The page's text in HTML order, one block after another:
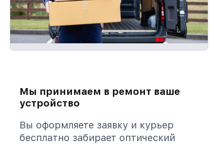
Мы принимаем в ремонт ваше
устройство
Вы оформляете заявку и курьер
бесплатно забирает оптический